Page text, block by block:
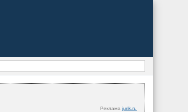
Реклама jurik.ru